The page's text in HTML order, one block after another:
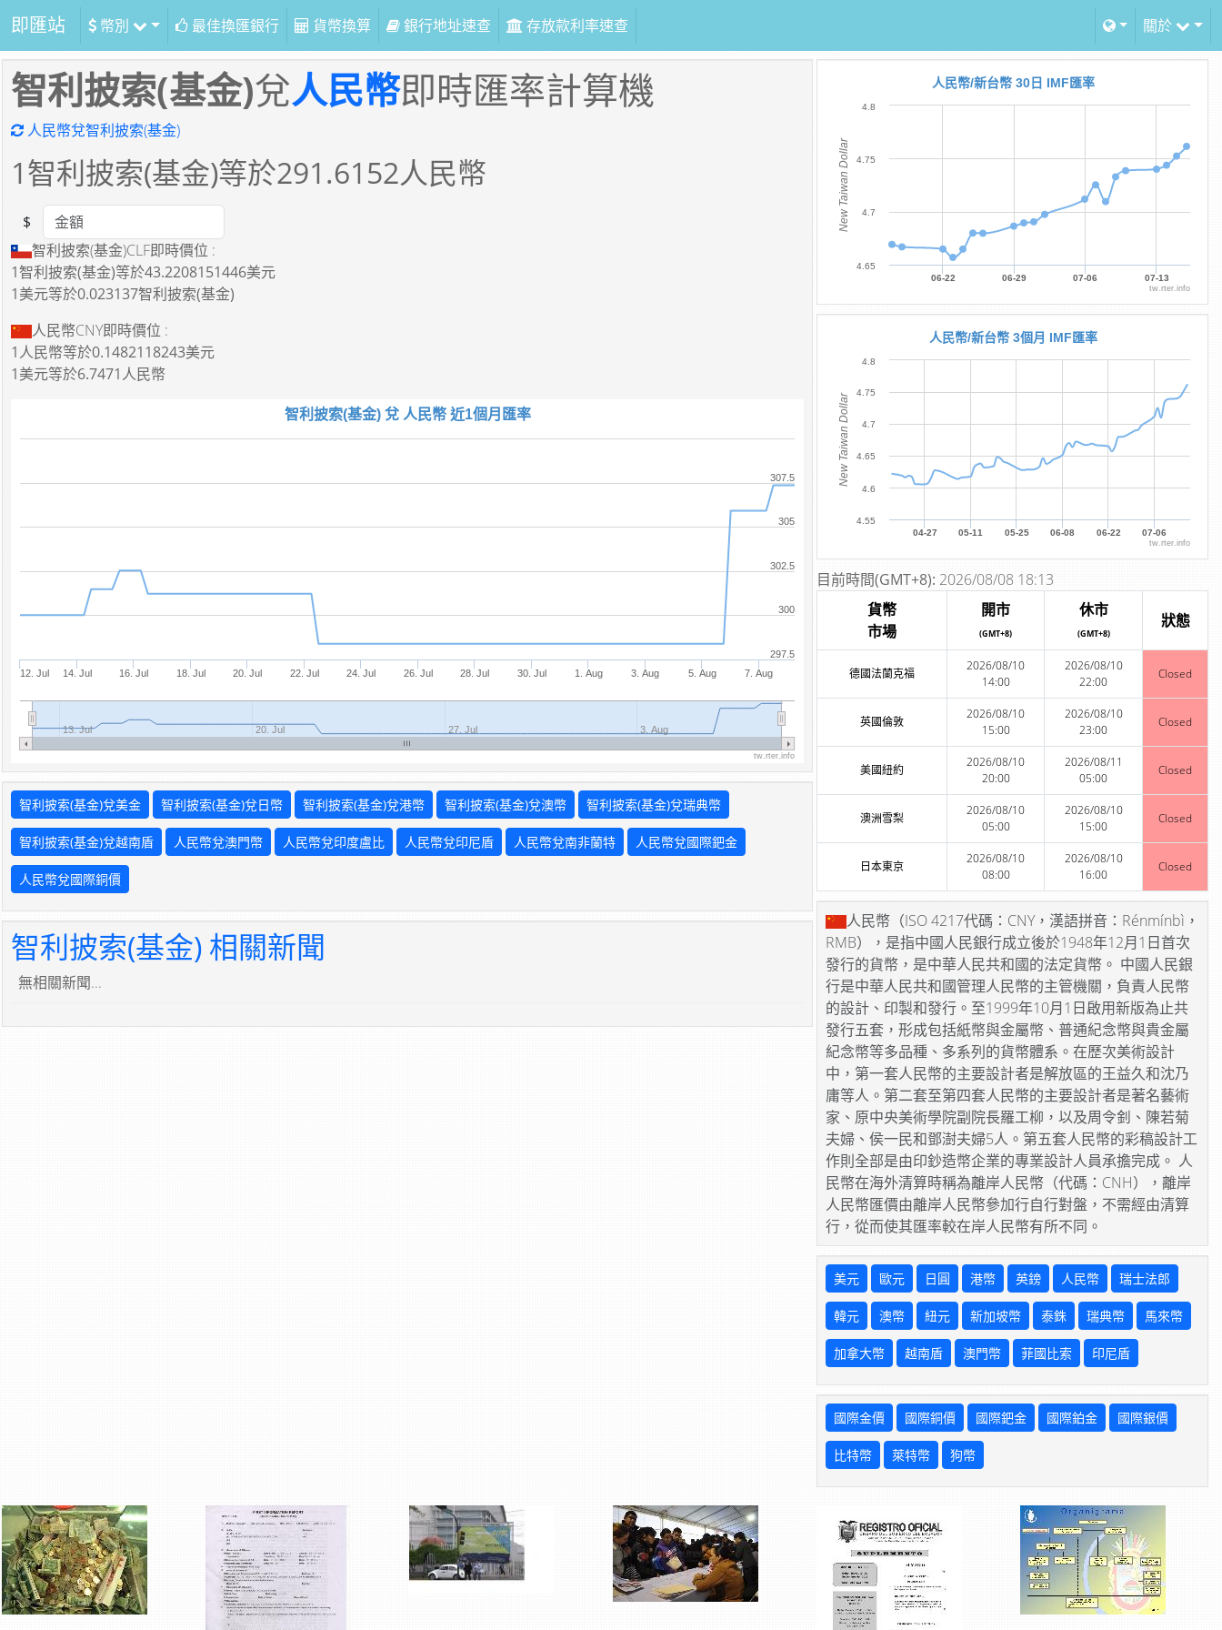
即匯站 幣別 最佳換匯銀行 貨幣換算 銀行地址速查 存放款利率速查 關於
智利披索(基金)兌人民幣即時匯率計算機
人民幣兌智利披索(基金)
1智利披索(基金)等於291.6152人民幣
Amount
$
智利披索(基金)CLF即時價位 :
1智利披索(基金)等於43.2208151446美元
1美元等於0.023137智利披索(基金)
人民幣CNY即時價位 :
1人民幣等於0.1482118243美元
1美元等於6.7471人民幣
智利披索(基金) 兌 人民幣 近1個月匯率
12. Jul 14. Jul 16. Jul 18. Jul 20. Jul 22. Jul 24. Jul 26. Jul 28. Jul 30. Jul 1. Aug 3. Aug 5. Aug 7. Aug
13. Jul 20. Jul 27. Jul 3. Aug
297.5
300
302.5
305
307.5
tw.rter.info
智利披索(基金)兌美金 智利披索(基金)兌日幣 智利披索(基金)兌港幣 智利披索(基金)兌澳幣 智利披索(基金)兌瑞典幣
智利披索(基金)兌越南盾 人民幣兌澳門幣 人民幣兌印度盧比 人民幣兌印尼盾 人民幣兌南非蘭特 人民幣兌國際鈀金
人民幣兌國際銅價
智利披索(基金) 相關新聞
無相關新聞...
New Taiwan Dollar
人民幣/新台幣 30日 IMF匯率
06-22 06-29 07-06 07-13
4.65
4.7
4.75
4.8
tw.rter.info
New Taiwan Dollar
人民幣/新台幣 3個月 IMF匯率
04-27 05-11 05-25 06-08 06-22 07-06
4.55
4.6
4.65
4.7
4.75
4.8
tw.rter.info
目前時間(GMT+8): 2026/08/08 18:13
貨幣
市場
開市
(GMT+8)
休市
(GMT+8)
狀態
德國法蘭克福
2026/08/10
14:00
2026/08/10
22:00
Closed
英國倫敦
2026/08/10
15:00
2026/08/10
23:00
Closed
美國紐約
2026/08/10
20:00
2026/08/11
05:00
Closed
澳洲雪梨
2026/08/10
05:00
2026/08/10
15:00
Closed
日本東京
2026/08/10
08:00
2026/08/10
16:00
Closed
人民幣（ISO 4217代碼：CNY，漢語拼音：Rénmínbì，
RMB），是指中國人民銀行成立後於1948年12月1日首次
發行的貨幣，是中華人民共和國的法定貨幣。 中國人民銀
行是中華人民共和國管理人民幣的主管機關，負責人民幣
的設計、印製和發行。至1999年10月1日啟用新版為止共
發行五套，形成包括紙幣與金屬幣、普通紀念幣與貴金屬
紀念幣等多品種、多系列的貨幣體系。在歷次美術設計
中，第一套人民幣的主要設計者是解放區的王益久和沈乃
庸等人。第二套至第四套人民幣的主要設計者是著名藝術
家、原中央美術學院副院長羅工柳，以及周令釗、陳若菊
夫婦、侯一民和鄧澍夫婦5人。第五套人民幣的彩稿設計工
作則全部是由印鈔造幣企業的專業設計人員承擔完成。 人
民幣在海外清算時稱為離岸人民幣（代碼：CNH），離岸
人民幣匯價由離岸人民幣參加行自行對盤，不需經由清算
行，從而使其匯率較在岸人民幣有所不同。
美元 歐元 日圓 港幣 英鎊 人民幣 瑞士法郎
韓元 澳幣 紐元 新加坡幣 泰銖 瑞典幣 馬來幣
加拿大幣 越南盾 澳門幣 菲國比索 印尼盾
國際金價 國際銅價 國際鈀金 國際鉑金 國際銀價
比特幣 萊特幣 狗幣